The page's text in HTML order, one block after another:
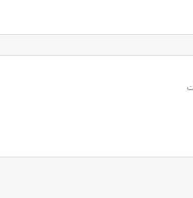
العلاج
تحذير من